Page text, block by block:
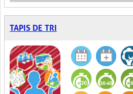
TAPIS DE TRI